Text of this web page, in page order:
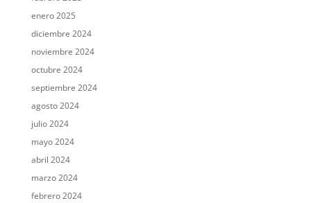
enero 2025
diciembre 2024
noviembre 2024
octubre 2024
septiembre 2024
agosto 2024
julio 2024
mayo 2024
abril 2024
marzo 2024
febrero 2024